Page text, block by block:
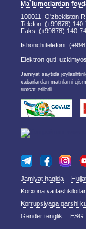
Ma`lumotlardan
100011, O'zbekiston
Telefon: (+99878)
Faks: (+99878) 140-
Ishonch telefoni:
Elektron quti:
Jamiyat saytida
xabarlardan matnlarni
ruxsat etiladi.
Jamiyat haqida
Korxona va tashkilotlar
Korrupsiyaga qarshi
Gender tenglik
ESG